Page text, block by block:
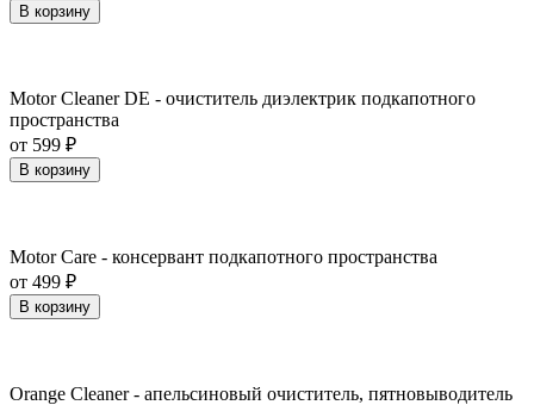
В корзину
Motor Cleaner DE - очиститель диэлектрик подкапотного
пространства
от 599 ₽
В корзину
Motor Care - консервант подкапотного пространства
от 499 ₽
В корзину
Orange Cleaner - апельсиновый очиститель, пятновыводитель